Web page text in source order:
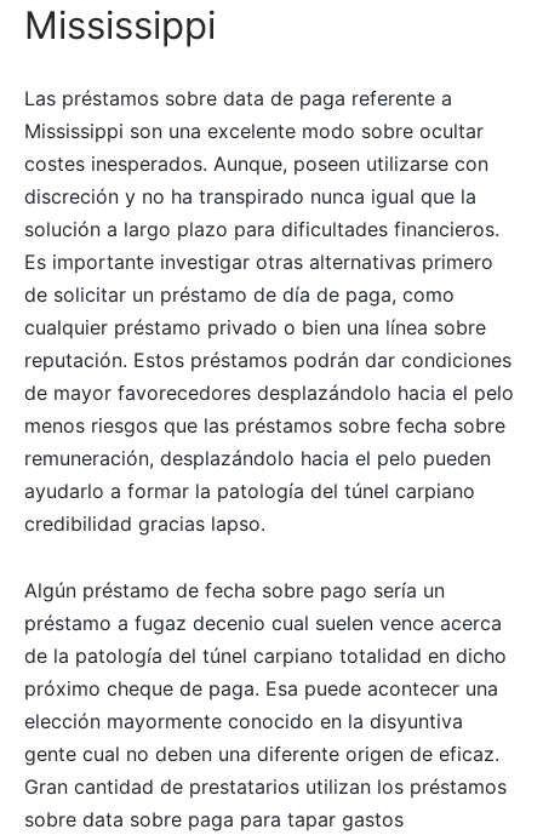
Mississippi
Las préstamos sobre data de paga referente a
Mississippi son una excelente modo sobre ocultar
costes inesperados. Aunque, poseen utilizarse con
discreción y no ha transpirado nunca igual que la
solución a largo plazo para dificultades financieros.
Es importante investigar otras alternativas primero
de solicitar un préstamo de día de paga, como
cualquier préstamo privado o bien una línea sobre
reputación. Estos préstamos podrán dar condiciones
de mayor favorecedores desplazándolo hacia el pelo
menos riesgos que las préstamos sobre fecha sobre
remuneración, desplazándolo hacia el pelo pueden
ayudarlo a formar la patologí­a del túnel carpiano
credibilidad gracias lapso.
Algún préstamo de fecha sobre pago serí­a un
préstamo a fugaz decenio cual suelen vence acerca
de la patologí­a del túnel carpiano totalidad en dicho
próximo cheque de paga. Esa puede acontecer una
elección mayormente conocido en la disyuntiva
gente cual no deben una diferente origen de eficaz.
Gran cantidad de prestatarios utilizan los préstamos
sobre data sobre paga para tapar gastos